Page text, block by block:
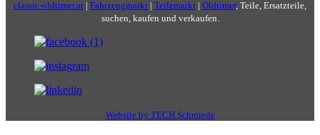
classic-oldtimer.at | Fahrzeugmarkt | Teilemarkt | Oldtimer, Teile, Ersatzteile,
suchen, kaufen und verkaufen.
Website by TECH Schmiede